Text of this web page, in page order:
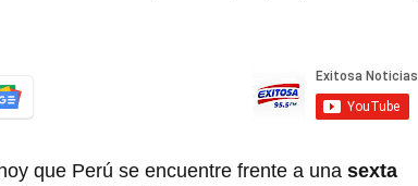
que Perú se encuentre frente a una sexta